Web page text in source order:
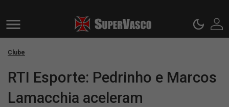
Clube
RTI Esporte: Pedrinho e Marcos
Lamacchia aceleram